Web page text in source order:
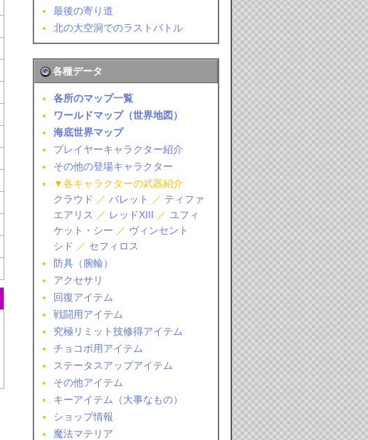
最後の寄り道
北の大空洞でのラストバトル
各種データ
各所のマップ一覧
ワールドマップ（世界地図）
海底世界マップ
プレイヤーキャラクター紹介
その他の登場キャラクター
▼各キャラクターの武器紹介
クラウド ／ バレット ／ ティファ
エアリス ／ レッドXIII ／ ユフィ
ケット・シー ／ ヴィンセント
シド ／ セフィロス
防具（腕輪）
アクセサリ
回復アイテム
戦闘用アイテム
究極リミット技修得アイテム
チョコボ用アイテム
ステータスアップアイテム
その他アイテム
キーアイテム（大事なもの）
ショップ情報
魔法マテリア